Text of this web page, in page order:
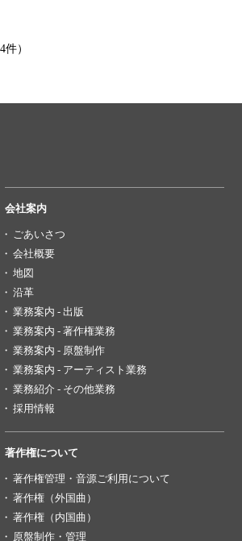
）
会社案内
ごあいさつ
会社概要
地図
沿革
業務案内 - 出版
業務案内 - 著作権業務
業務案内 - 原盤制作
業務案内 - アーティスト業務
業務紹介 - その他業務
採用情報
著作権について
著作権管理・音源ご利用について
著作権（外国曲）
著作権（内国曲）
原盤制作・管理